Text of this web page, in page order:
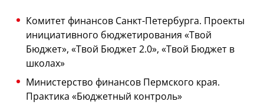
Комитет финансов Санкт-Петербурга. Проекты
инициативного бюджетирования «Твой
Бюджет», «Твой Бюджет 2.0», «Твой Бюджет в
школах»
Министерство финансов Пермского края.
Практика «Бюджетный контроль»